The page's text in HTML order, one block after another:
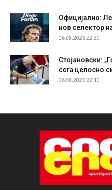
Официјално:
нов селектор
06.08.2026 22:30
Стојановски:
сега целосно
06.08.2026 22:10